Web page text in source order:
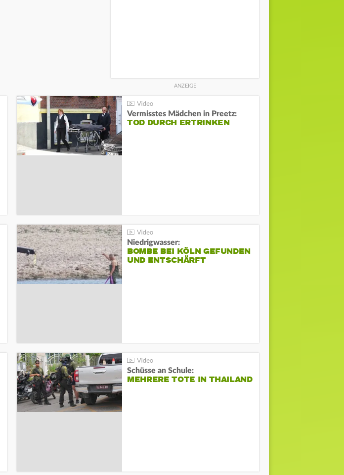
Vermisstes Mädchen in Preetz:
TOD DURCH ERTRINKEN
Niedrigwasser:
BOMBE BEI KÖLN GEFUNDEN
UND ENTSCHÄRFT
Schüsse an Schule:
MEHRERE TOTE IN THAILAND